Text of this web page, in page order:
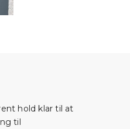
hold klar til at
til